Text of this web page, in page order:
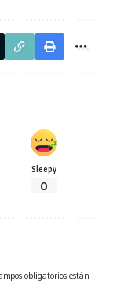
Sleepy
0
obligatorios están